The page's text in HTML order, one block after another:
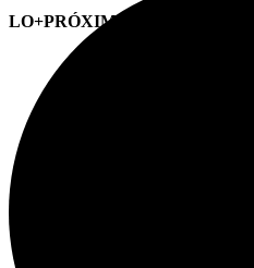
LO+PRÓXIMO (CITAS)